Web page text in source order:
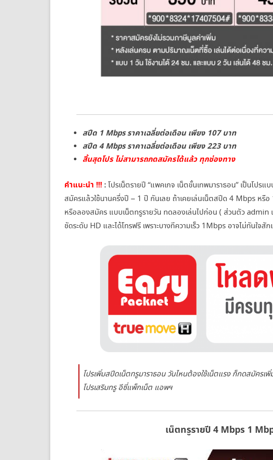
สปีด 1 Mbps ราคาเฉลี่ยต่อเดือน เพียง 107 บาท
สปีด 4 Mbps ราคาเฉลี่ยต่อเดือน เพียง 223 บาท
สิ้นสุดโปร ไม่สามารถกดสมัครได้แล้ว ทุกช่องทาง
คำแนะนำ !!! :โปรเน็ตรายปี “แพคเกจ เน็ตขั้นเทพมาราธอน” เป็นโปร
สมัครแล้วใช้นานครึ่งปี – 1 ปี กันเลย ถ้าเคยเล่นเน็ตสปีด 4 Mbps หรื
หรือลองสมัคร แบบเน็ตทรูรายวัน ทดลองเล่นไปก่อน ( ส่วนตัว admin
ชัดระดับ HD และได้โทรฟรี เพราะบางทีความเร็ว 1Mbps อาจไม่ทันใจสัก
โปรเพิ่มสปีดเน็ตทรูมาราธอน วันไหนต้องใช้เน็ตแรง ก็กดสมัครเพิ่
โปรเสริมทรู อีซี่แพ็กเน็ต แอพฯ
เน็ตทรูรายปี 4 Mbps 1